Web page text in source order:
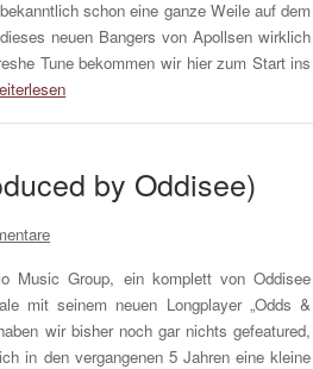
schon eine ganze Weile auf dem
neuen Bangers von Apollsen wirklich
Tune bekommen wir hier zum Start ins
by Oddisee)
Music Group, ein komplett von Oddisee
mit seinem neuen Longplayer „Odds &
wir bisher noch gar nichts gefeatured,
in den vergangenen 5 Jahren eine kleine